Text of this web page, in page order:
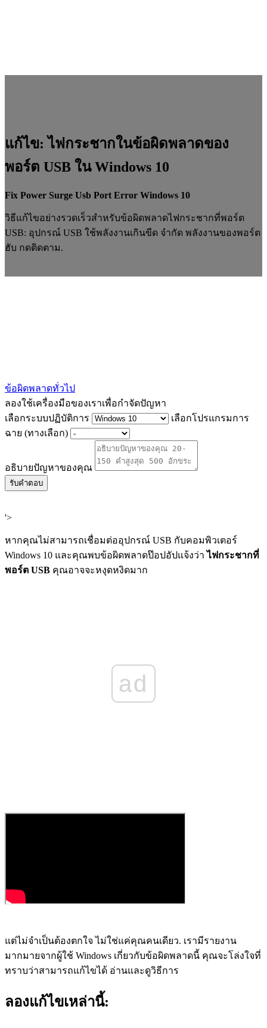
แก้ไข: ไฟกระชากในข้อผิดพลาดของ
พอร์ต USB ใน Windows 10
Fix Power Surge Usb Port Error Windows 10
วิธีแก้ไขอย่างรวดเร็วสำหรับข้อผิดพลาดไฟกระชากที่พอร์ต
USB: อุปกรณ์ USB ใช้พลังงานเกินขีด จำกัด พลังงานของพอร์ต
ฮับ กดติดตาม.
ข้อผิดพลาดทั่วไป
ลองใช้เครื่องมือของเราเพื่อกำจัดปัญหา
เลือกระบบปฏิบัติการ
เลือกโปรแกรมการ
ฉาย (ทางเลือก)
อธิบายปัญหาของคุณ
รับคำตอบ
'>
หากคุณไม่สามารถเชื่อมต่ออุปกรณ์ USB กับคอมพิวเตอร์
Windows 10 และคุณพบข้อผิดพลาดป๊อปอัปแจ้งว่าไฟกระชากที่
พอร์ต USB คุณอาจจะหงุดหงิดมาก
ad
แต่ไม่จำเป็นต้องตกใจ ไม่ใช่แค่คุณคนเดียว. เรามีรายงาน
มากมายจากผู้ใช้ Windows เกี่ยวกับข้อผิดพลาดนี้ คุณจะโล่งใจที่
ทราบว่าสามารถแก้ไขได้ อ่านและดูวิธีการ
ลองแก้ไขเหล่านี้: